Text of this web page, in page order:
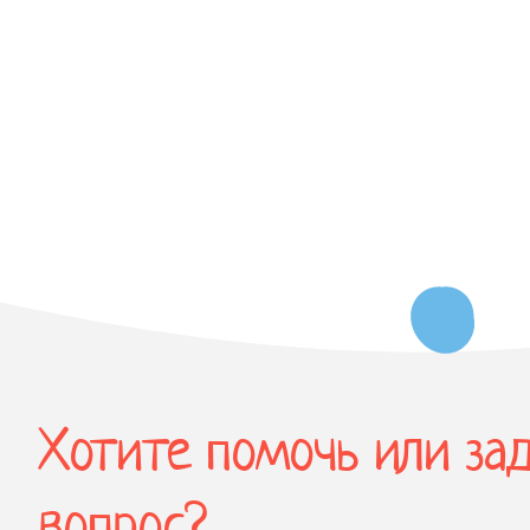
Хотите помочь или